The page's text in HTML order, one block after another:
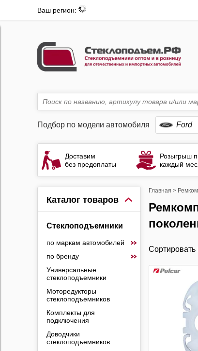
Ваш регион:
Подбор по модели автомобиля Ford
Доставим
без предоплаты
Розыгрыш
каждый
Каталог товаров
Стеклоподъемники
по маркам автомобилей
по бренду
Универсальные
стеклоподъемники
Моторедукторы
стеклоподъемников
Комплекты для
подключения
Доводчики
стеклоподъемников
Главная >
Ремкомплекты стеклоподъемников Ford Transit 6
Сортировать